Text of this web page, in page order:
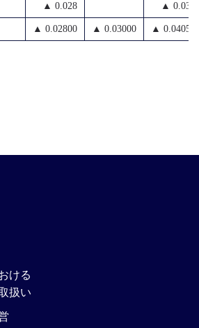
▲ 0.028 ▲ 0.030
▲ 0.02800 ▲ 0.03000 ▲ 0.04058
ける
扱い